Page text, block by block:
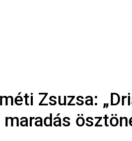
Zsuzsa: